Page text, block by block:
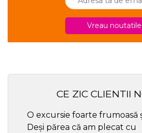
Vreau noutatile
CE ZIC CLIENTII
O excursie foarte frumoasă
Deși părea că am plecat cu